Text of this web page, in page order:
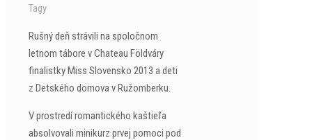
Tagy
Rušný deň strávili na spoločnom
letnom tábore v Chateau Földváry
finalistky Miss Slovensko 2013 a deti
z Detského domova v Ružomberku.
V prostredí romantického kaštieľa
absolvovali minikurz prvej pomoci pod